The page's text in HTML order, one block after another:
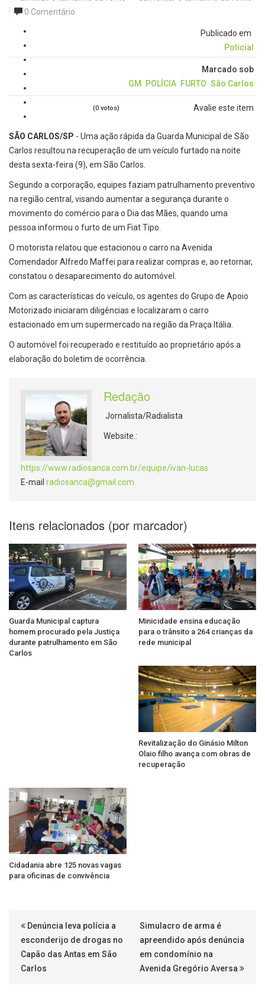
0 Comentário
Publicado em
Policial
Marcado sob
GM
POLÍCIA FURTO São Carlos
Avalie este item
(0 votos)
SÃO CARLOS/SP - Uma ação rápida da Guarda Municipal de São
Carlos resultou na recuperação de um veículo furtado na noite
desta sexta-feira (9), em São Carlos.
Segundo a corporação, equipes faziam patrulhamento preventivo
na região central, visando aumentar a segurança durante o
movimento do comércio para o Dia das Mães, quando uma
pessoa informou o furto de um Fiat Tipo.
O motorista relatou que estacionou o carro na Avenida
Comendador Alfredo Maffei para realizar compras e, ao retornar,
constatou o desaparecimento do automóvel.
Com as características do veículo, os agentes do Grupo de Apoio
Motorizado iniciaram diligências e localizaram o carro
estacionado em um supermercado na região da Praça Itália.
O automóvel foi recuperado e restituído ao proprietário após a
elaboração do boletim de ocorrência.
Redação
Jornalista/Radialista
Website.:
https://www.radiosanca.com.br/equipe/ivan-lucas
E-mail radiosanca@gmail.com
Itens relacionados (por marcador)
Guarda Municipal captura
homem procurado pela Justiça
durante patrulhamento em São
Carlos
Minicidade ensina educação
para o trânsito a 264 crianças da
rede municipal
Revitalização do Ginásio Milton
Olaio filho avança com obras de
recuperação
Cidadania abre 125 novas vagas
para oficinas de convivência
Denúncia leva polícia a
esconderijo de drogas no
Capão das Antas em São
Carlos
Simulacro de arma é
apreendido após denúncia
em condomínio na
Avenida Gregório Aversa